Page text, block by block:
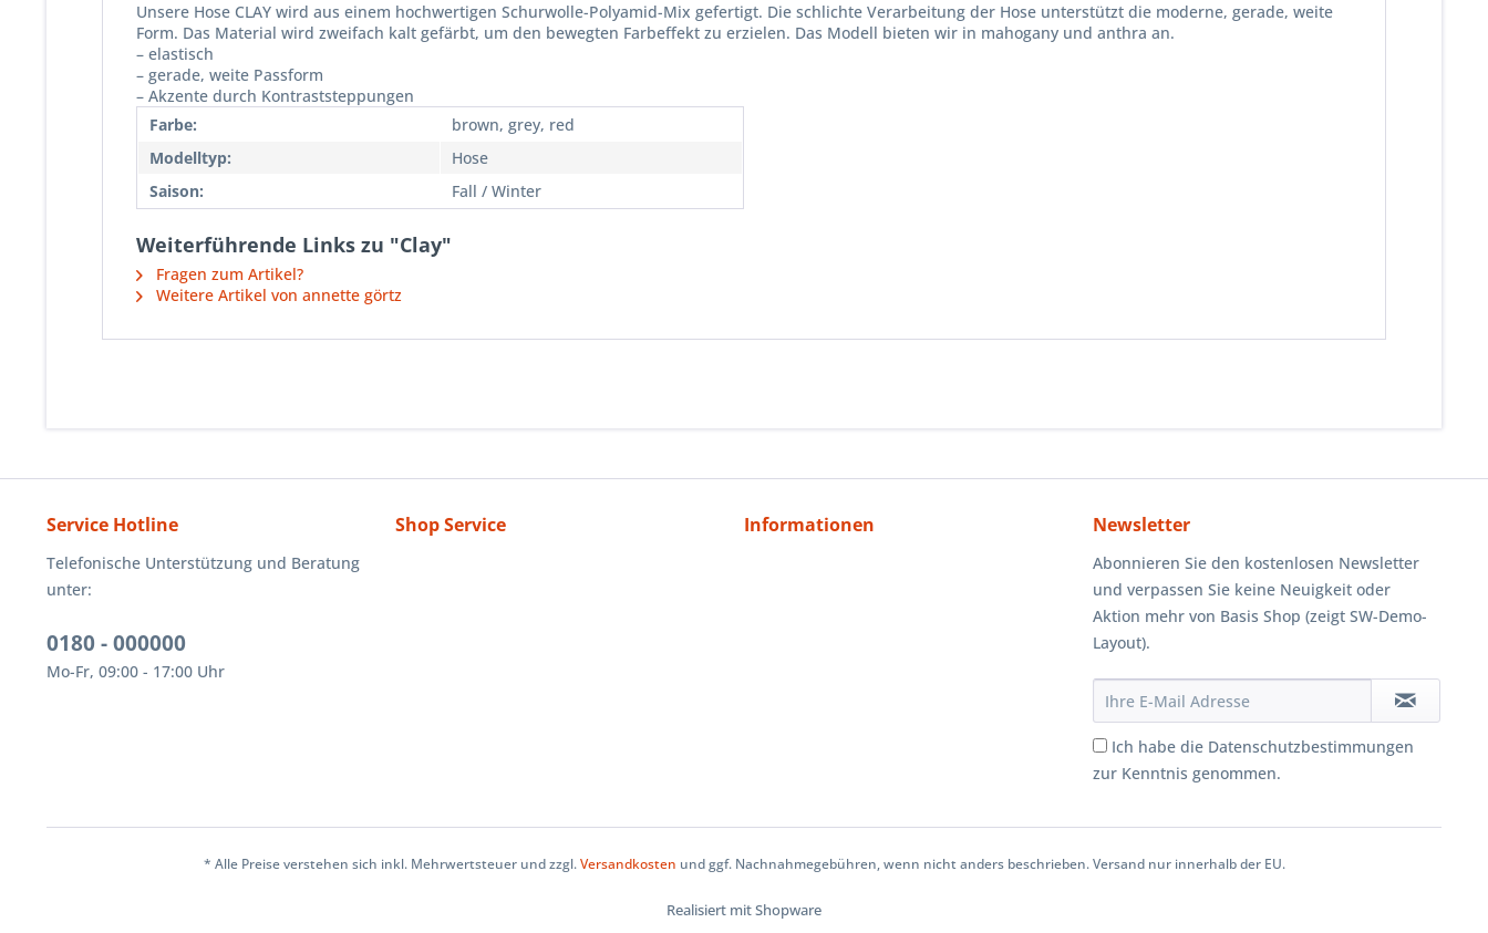
Unsere Hose CLAY wird aus einem hochwertigen Schurwolle-Polyamid-Mix gefertigt. Die schlichte Verarbeitung der Hose unterstützt die moderne, gerade, weite
Form. Das Material wird zweifach kalt gefärbt, um den bewegten Farbeffekt zu erzielen. Das Modell bieten wir in mahogany und anthra an.
– elastisch
– gerade, weite Passform
– Akzente durch Kontraststeppungen
Farbe:
brown, grey, red
Modelltyp:
Hose
Saison:
Fall / Winter
Weiterführende Links zu "Clay"
Fragen zum Artikel?
Weitere Artikel von annette görtz
Service Hotline
Telefonische Unterstützung und Beratung
unter:
0180 - 000000
Mo-Fr, 09:00 - 17:00 Uhr
Shop Service Informationen Newsletter
Abonnieren Sie den kostenlosen Newsletter
und verpassen Sie keine Neuigkeit oder
Aktion mehr von Basis Shop (zeigt SW-Demo-
Layout).
Ich habe die Datenschutzbestimmungen
zur Kenntnis genommen.
* Alle Preise verstehen sich inkl. Mehrwertsteuer und zzgl.Versandkosten und ggf. Nachnahmegebühren, wenn nicht anders beschrieben. Versand nur innerhalb der EU.
Realisiert mit Shopware